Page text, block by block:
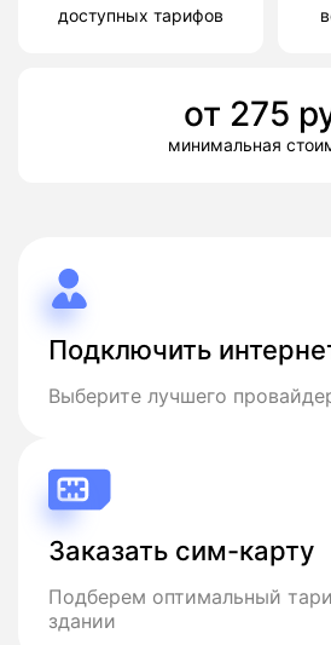
доступных тарифов
от 275
минимальная
Подключить
Выберите лучшего
Заказать сим-карту
Подберем оптимальный
здании